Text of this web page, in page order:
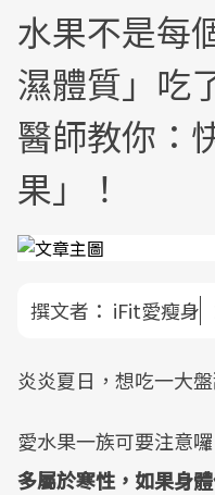
水果不是每
濕體質」吃
醫師教你：
果」！
撰文者： iFit愛瘦身
炎炎夏日，想吃一大
愛水果一族可要注意
多屬於寒性，如果身